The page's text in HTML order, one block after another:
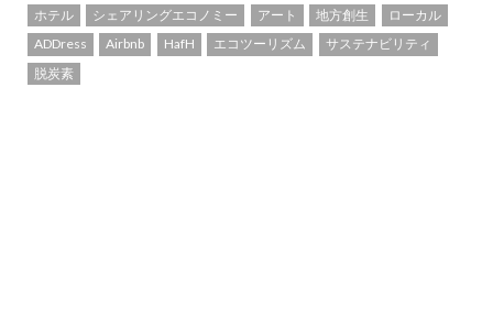
ホテル
シェアリングエコノミー アート 地方創生
ローカル
ADDress
Airbnb HafH エコツーリズム
サステナビリティ
脱炭素